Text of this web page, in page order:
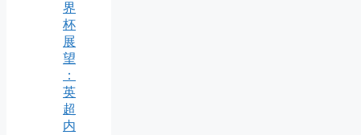
界
杯
展
望
：
英
超
内